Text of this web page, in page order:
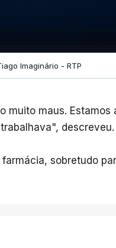
Imaginário - RTP
muito maus. Estamos
descreveu.
sobretudo